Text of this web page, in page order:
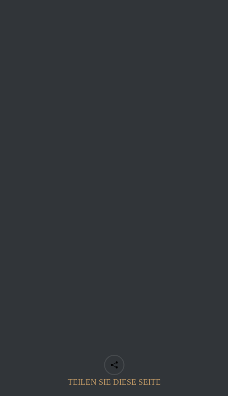
TEILEN SIE DIESE SEITE